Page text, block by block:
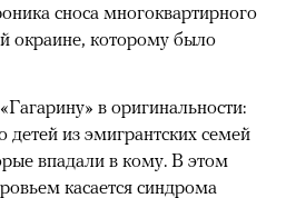
сноса многоквартирного
окраине, которому было
в оригинальности:
из эмигрантских семей
впадали в кому. В этом
касается синдрома